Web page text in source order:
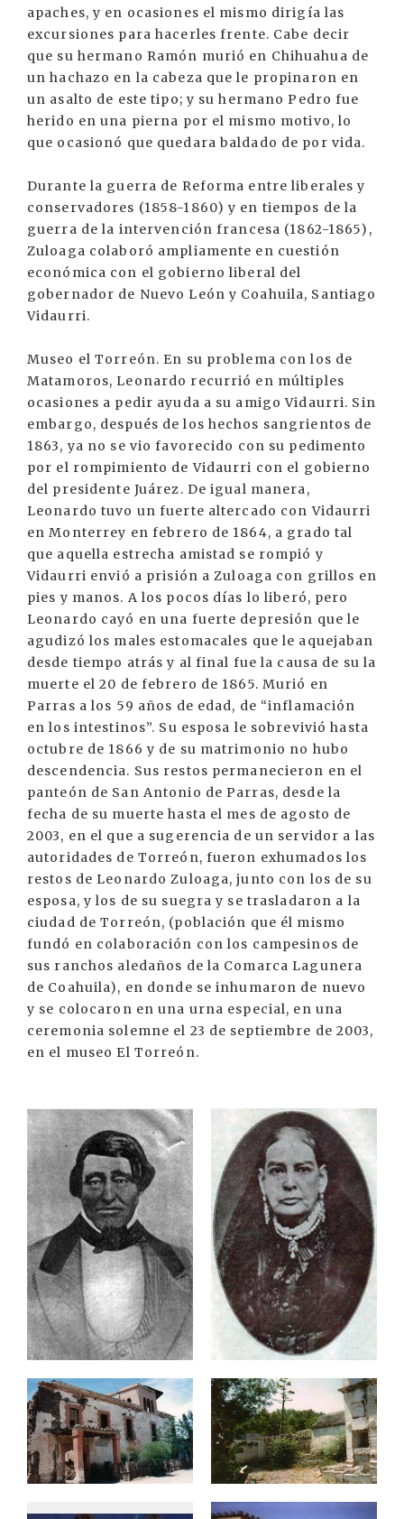
apaches, y en ocasiones el mismo dirigía las
excursiones para hacerles frente. Cabe decir
que su hermano Ramón murió en Chihuahua de
un hachazo en la cabeza que le propinaron en
un asalto de este tipo; y su hermano Pedro fue
herido en una pierna por el mismo motivo, lo
que ocasionó que quedara baldado de por vida.
Durante la guerra de Reforma entre liberales y
conservadores (1858-1860) y en tiempos de la
guerra de la intervención francesa (1862-1865),
Zuloaga colaboró ampliamente en cuestión
económica con el gobierno liberal del
gobernador de Nuevo León y Coahuila, Santiago
Vidaurri.
Museo el Torreón. En su problema con los de
Matamoros, Leonardo recurrió en múltiples
ocasiones a pedir ayuda a su amigo Vidaurri. Sin
embargo, después de los hechos sangrientos de
1863, ya no se vio favorecido con su pedimento
por el rompimiento de Vidaurri con el gobierno
del presidente Juárez. De igual manera,
Leonardo tuvo un fuerte altercado con Vidaurri
en Monterrey en febrero de 1864, a grado tal
que aquella estrecha amistad se rompió y
Vidaurri envió a prisión a Zuloaga con grillos en
pies y manos. A los pocos días lo liberó, pero
Leonardo cayó en una fuerte depresión que le
agudizó los males estomacales que le aquejaban
desde tiempo atrás y al final fue la causa de su la
muerte el 20 de febrero de 1865. Murió en
Parras a los 59 años de edad, de “inflamación
en los intestinos”. Su esposa le sobrevivió hasta
octubre de 1866 y de su matrimonio no hubo
descendencia. Sus restos permanecieron en el
panteón de San Antonio de Parras, desde la
fecha de su muerte hasta el mes de agosto de
2003, en el que a sugerencia de un servidor a las
autoridades de Torreón, fueron exhumados los
restos de Leonardo Zuloaga, junto con los de su
esposa, y los de su suegra y se trasladaron a la
ciudad de Torreón, (población que él mismo
fundó en colaboración con los campesinos de
sus ranchos aledaños de la Comarca Lagunera
de Coahuila), en donde se inhumaron de nuevo
y se colocaron en una urna especial, en una
ceremonia solemne el 23 de septiembre de 2003,
en el museo El Torreón.